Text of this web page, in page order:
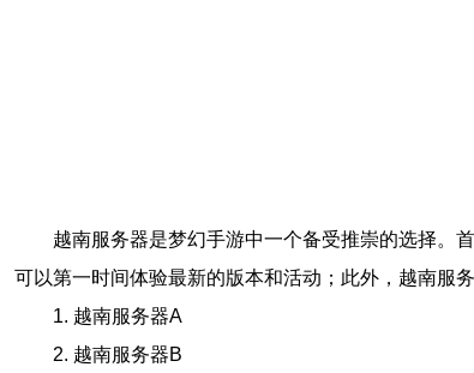
越南服务器是梦幻手游中一个备受推崇的选择。
可以第一时间体验最新的版本和活动；此外，越南服
1. 越南服务器A
2. 越南服务器B